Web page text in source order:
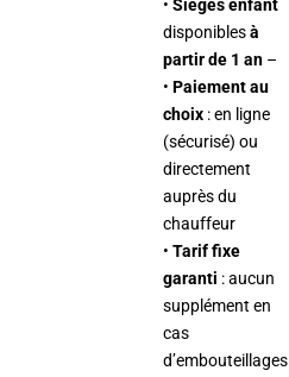
• Sièges enfant
disponiblesà
partir de 1 an –
• Paiement au
choix : en ligne
(sécurisé) ou
directement
auprès du
chauffeur
• Tarif fixe
garanti : aucun
supplément en
cas
d’embouteillages